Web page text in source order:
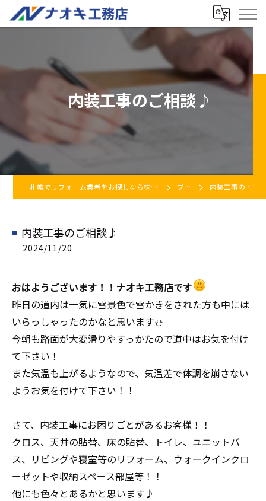
内装工事のご相談♪
札幌でリフォーム業者をお探しなら株式会社ナオキ工務店 ブログ 内装工事のご相談♪
内装工事のご相談♪
2024/11/20
おはようございます！！ナオキ工務店です
昨日の道内は一気に雪景色で雪かきをされた方も中には
いらっしゃったのかなと思います⛄
今朝も路面が大変滑りやすっかたので道中はお気を付け
て下さい！
また気温も上がるようなので、気温差で体調を崩さない
ようお気を付けて下さい！！
さて、内装工事にお困りごとがあるお客様！！
クロス、天井の貼替、床の貼替、トイレ、ユニットバ
ス、リビングや寝室等のリフォーム、ウォークインクロ
ーゼットや収納スペース部屋等！！
他にも色々とあるかと思います♪